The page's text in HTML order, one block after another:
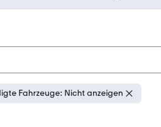
Fahrzeuge: Nicht anzeigen